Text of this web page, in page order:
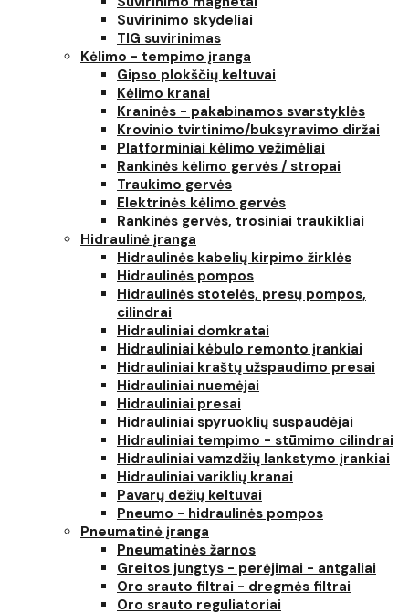
Suvirinimo skydeliai
TIG suvirinimas
Kėlimo - tempimo įranga
Gipso plokščių keltuvai
Kėlimo kranai
Kraninės - pakabinamos svarstyklės
Krovinio tvirtinimo/buksyravimo diržai
Platforminiai kėlimo vežimėliai
Rankinės kėlimo gervės / stropai
Traukimo gervės
Elektrinės kėlimo gervės
Rankinės gervės, trosiniai traukikliai
Hidraulinė įranga
Hidraulinės kabelių kirpimo žirklės
Hidraulinės pompos
Hidraulinės stotelės, presų pompos,
cilindrai
Hidrauliniai domkratai
Hidrauliniai kėbulo remonto įrankiai
Hidrauliniai kraštų užspaudimo presai
Hidrauliniai nuemėjai
Hidrauliniai presai
Hidrauliniai spyruoklių suspaudėjai
Hidrauliniai tempimo - stūmimo cilindrai
Hidrauliniai vamzdžių lankstymo įrankiai
Hidrauliniai variklių kranai
Pavarų dežių keltuvai
Pneumo - hidraulinės pompos
Pneumatinė įranga
Pneumatinės žarnos
Greitos jungtys - perėjimai - antgaliai
Oro srauto filtrai - dregmės filtrai
Oro srauto reguliatoriai